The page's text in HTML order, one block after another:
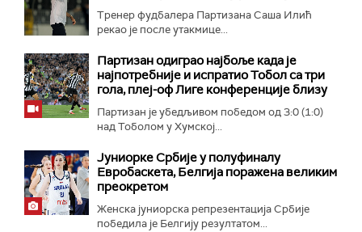
Тренер фудбалера Партизана Саша Илић
рекао је после утакмице...
Партизан одиграо најбоље када је
најпотребније и испратио Тобол са три
гола, плеј-оф Лиге конференције близу
Партизан је убедљивом победом од 3:0 (1:0)
над Тоболом у Хумској...
Јуниорке Србије у полуфиналу
Евробаскета, Белгија поражена великим
преокретом
Женска јуниорска репрезентација Србије
победила је Белгију резултатом...